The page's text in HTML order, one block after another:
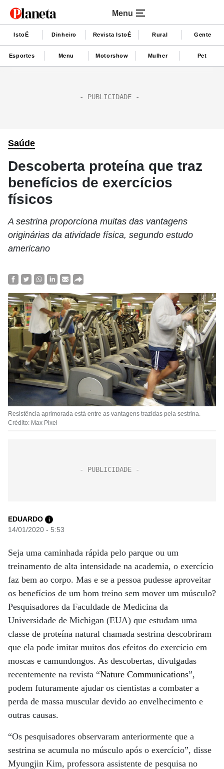
Menu
IstoÉ Dinheiro Revista IstoÉ Rural Gente
Esportes Menu Motorshow Mulher Pet
Saúde
Descoberta proteína que traz
benefícios de exercícios
físicos
A sestrina proporciona muitas das vantagens
originárias da atividade física, segundo estudo
americano
Resistência aprimorada está entre as vantagens trazidas pela sestrina.
Crédito: Max Pixel
EDUARDO i
14/01/2020 - 5:53
Seja uma caminhada rápida pelo parque ou um
treinamento de alta intensidade na academia, o exercício
faz bem ao corpo. Mas e se a pessoa pudesse aproveitar
os benefícios de um bom treino sem mover um músculo?
Pesquisadores da Faculdade de Medicina da
Universidade de Michigan (EUA) que estudam uma
classe de proteína natural chamada sestrina descobriram
que ela pode imitar muitos dos efeitos do exercício em
moscas e camundongos. As descobertas, divulgadas
recentemente na revista “Nature Communications”,
podem futuramente ajudar os cientistas a combater a
perda de massa muscular devido ao envelhecimento e
outras causas.
“Os pesquisadores observaram anteriormente que a
sestrina se acumula no músculo após o exercício”, disse
Myungjin Kim, professora assistente de pesquisa no